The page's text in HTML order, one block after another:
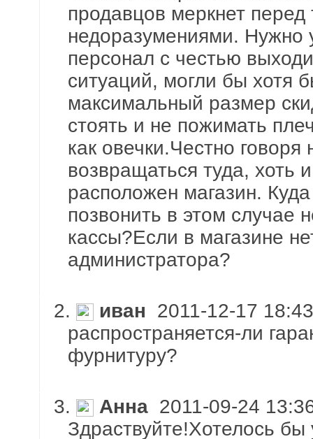
продавцов меркнет перед
недоразумениями. Нужно
персонал с честью
ситуаций, могли бы хотя
максимальный размер
стоять и не пожимать
как овечки.Честно говоря
возвращаться туда, хоть
расположен магазин.
позвонить в этом случае
кассы?Если в магазине
администратора?
2. иван 2011-12-17
распространяется-ли
фурнитуру?
3. Анна 2011-09-24
Здраствуйте!Хотелось бы